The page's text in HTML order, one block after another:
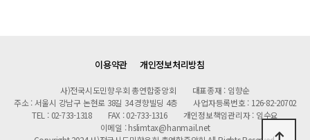
이용약관 개인정보처리방침
사)전국시도민향우회 총연합중앙회
대표종재 : 임향순
주소 : 서울시 강남구 논현로 38길 34 경향빌딩 4층
사업자등록번호 : 126-82-20702
TEL : 02-733-1318
FAX : 02-733-1316
개인정보책임관리자 : 임수요
이메일 : hslimtax@hanmail.net